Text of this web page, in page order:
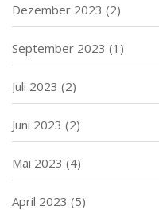
Dezember 2023 (2)
September 2023 (1)
Juli 2023 (2)
Juni 2023 (2)
Mai 2023 (4)
April 2023 (5)